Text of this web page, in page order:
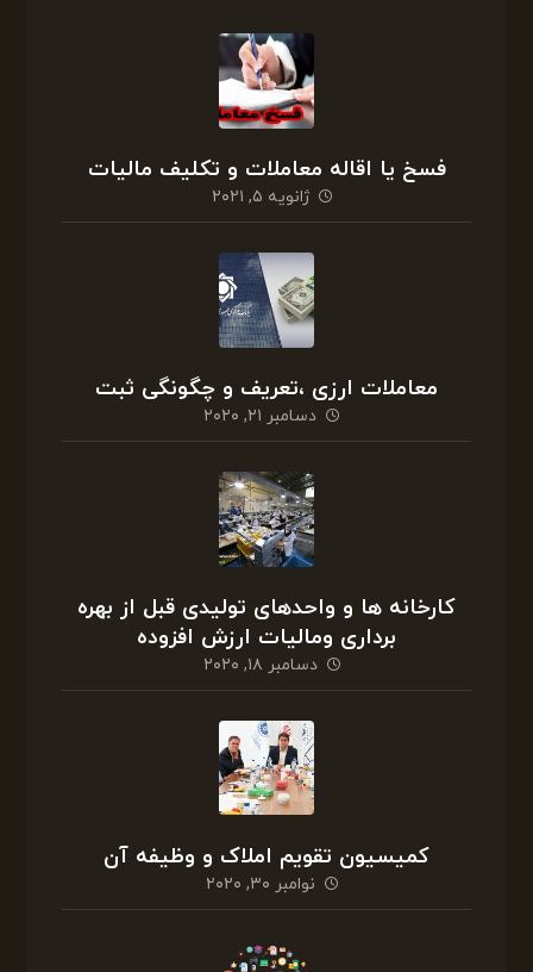
فسخ یا اقاله معاملات و تکلیف مالیات
ژانویه ۵, ۲۰۲۱
معاملات ارزی ،تعریف و چگونگی ثبت
دسامبر ۲۱, ۲۰۲۰
کارخانه ها و واحدهای تولیدی قبل از بهره
برداری ومالیات ارزش افزوده
دسامبر ۱۸, ۲۰۲۰
کمیسیون تقویم املاک و وظیفه آن
نوامبر ۳۰, ۲۰۲۰